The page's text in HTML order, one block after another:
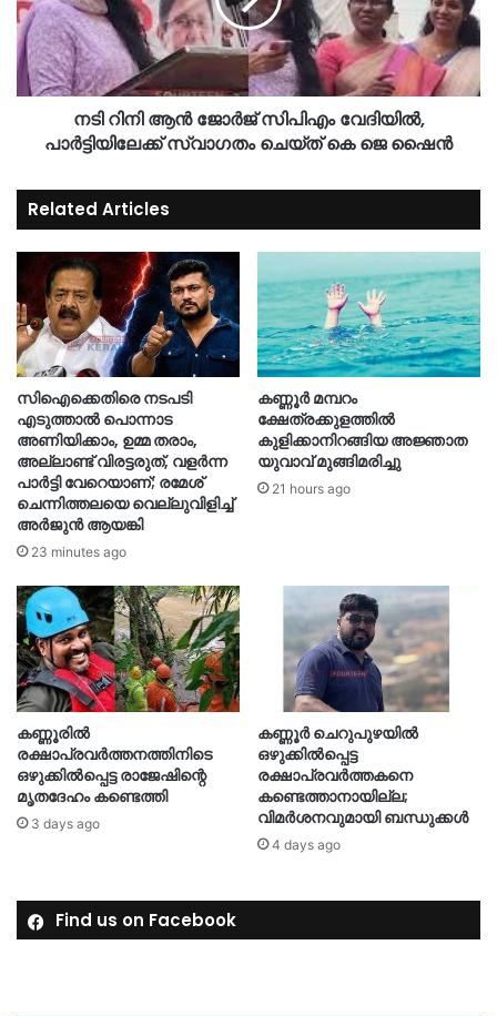
നടി റിനി ആൻ ജോർജ് സിപിഎം വേദിയിൽ,
പാർട്ടിയിലേക്ക് സ്വാഗതം ചെയ്ത് കെ ജെ ഷൈൻ
Related Articles
സിഐക്കെതിരെ നടപടി
എടുത്താൽ പൊന്നാട
അണിയിക്കാം, ഉമ്മ തരാം,
അല്ലാണ്ട് വിരട്ടരുത്, വളർന്ന
പാർട്ടി വേറെയാണ്; രമേശ്
ചെന്നിത്തലയെ വെല്ലുവിളിച്ച്
അർജുൻ ആയങ്കി
23 minutes ago
കണ്ണൂർ മമ്പറം
ക്ഷേത്രക്കുളത്തിൽ
കുളിക്കാനിറങ്ങിയ അജ്ഞാത
യുവാവ് മുങ്ങിമരിച്ചു
21 hours ago
കണ്ണൂരിൽ
രക്ഷാപ്രവർത്തനത്തിനിടെ
ഒഴുക്കിൽപ്പെട്ട രാജേഷിന്റെ
മൃതദേഹം കണ്ടെത്തി
3 days ago
കണ്ണൂർ ചെറുപുഴയിൽ
ഒഴുക്കിൽപ്പെട്ട
രക്ഷാപ്രവർത്തകനെ
കണ്ടെത്താനായില്ല;
വിമർശനവുമായി ബന്ധുക്കൾ
4 days ago
Find us on Facebook